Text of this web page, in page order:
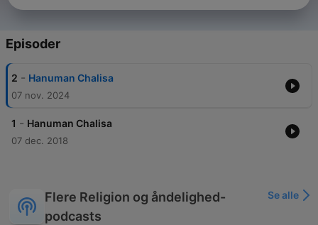
Episoder
2 - Hanuman Chalisa
07 nov. 2024
1 - Hanuman Chalisa
07 dec. 2018
Flere Religion og åndelighed-
podcasts
Se alle